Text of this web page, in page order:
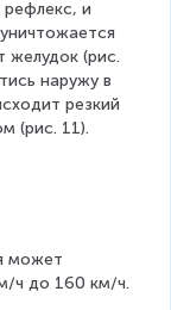
рефлекс, и
желудок (рис.
наружу в
резкий
(рис. 11).
может
ч до 160 км/ч.